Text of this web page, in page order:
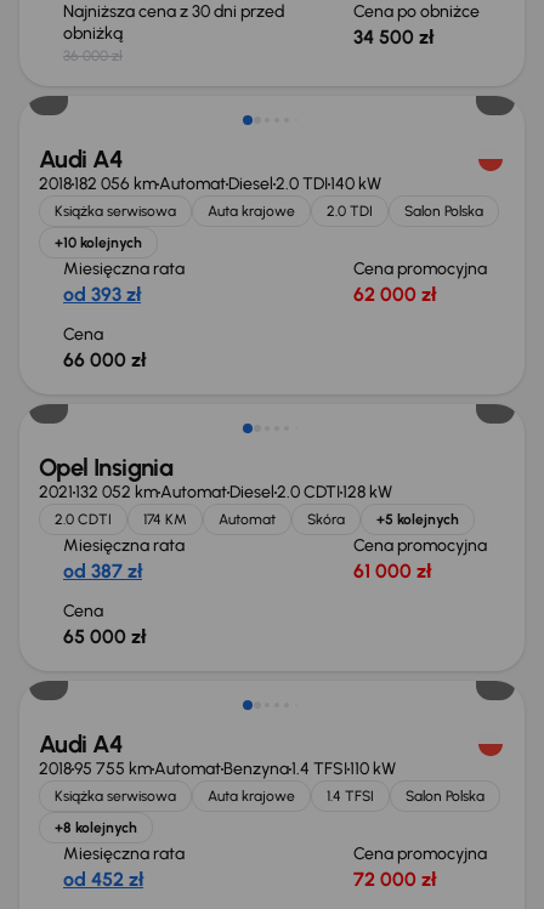
Najniższa cena z 30 dni przed
obniżką
36 000 zł
Cena po obniżce
34 500 zł
Audi A4
2018182 056 kmAutomatDiesel2.0 TDI140 kW
Książka serwisowa Auta krajowe 2.0 TDI
Salon Polska
+10 kolejnych
Miesięczna rata
od 393 zł
Cena promocyjna
62 000 zł
Cena
66 000 zł
Opel Insignia
2021132 052 kmAutomatDiesel2.0 CDTI128 kW
2.0 CDTI 174 KM Automat Skóra +5 kolejnych
Miesięczna rata
od 387 zł
Cena promocyjna
61 000 zł
Cena
65 000 zł
Świeżo skupione
Audi A4
201895 755 kmAutomatBenzyna1.4 TFSI110 kW
Książka serwisowa Auta krajowe 1.4 TFSI
Salon Polska
+8 kolejnych
Miesięczna rata
od 452 zł
Cena promocyjna
72 000 zł